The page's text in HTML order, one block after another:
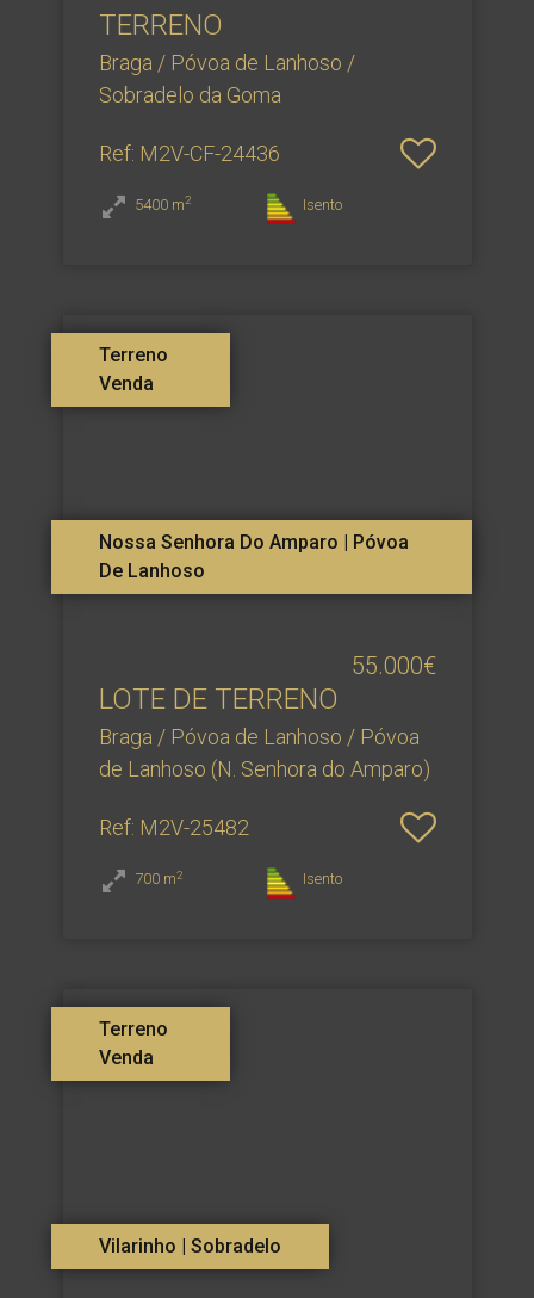
TERRENO
Braga / Póvoa de Lanhoso /
Sobradelo da Goma
Ref: M2V-CF-24436
5400 m2 Isento
Terreno
Venda
Nossa Senhora Do Amparo | Póvoa
De Lanhoso
55.000€
LOTE DE TERRENO
Braga / Póvoa de Lanhoso / Póvoa
de Lanhoso (N. Senhora do Amparo)
Ref: M2V-25482
700 m2 Isento
Terreno
Venda
Vilarinho | Sobradelo